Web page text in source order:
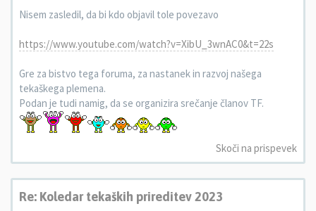
Nisem zasledil, da bi kdo objavil tole povezavo
https://www.youtube.com/watch?v=XibU_3wnAC0&t=22s
Gre za bistvo tega foruma, za nastanek in razvoj našega
tekaškega plemena.
Podan je tudi namig, da se organizira srečanje članov TF.
Skoči na prispevek
Re: Koledar tekaških prireditev 2023